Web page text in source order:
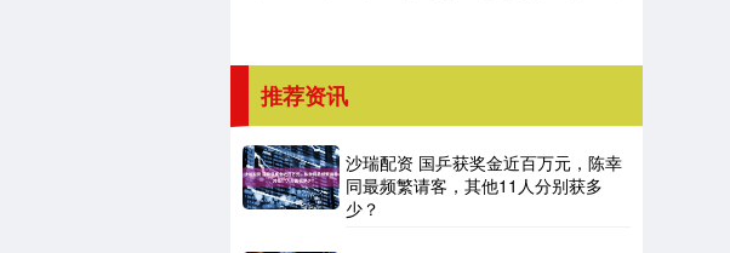
推荐资讯
沙瑞配资 国乒获奖金近百万元，陈幸
同最频繁请客，其他11人分别获多
少？